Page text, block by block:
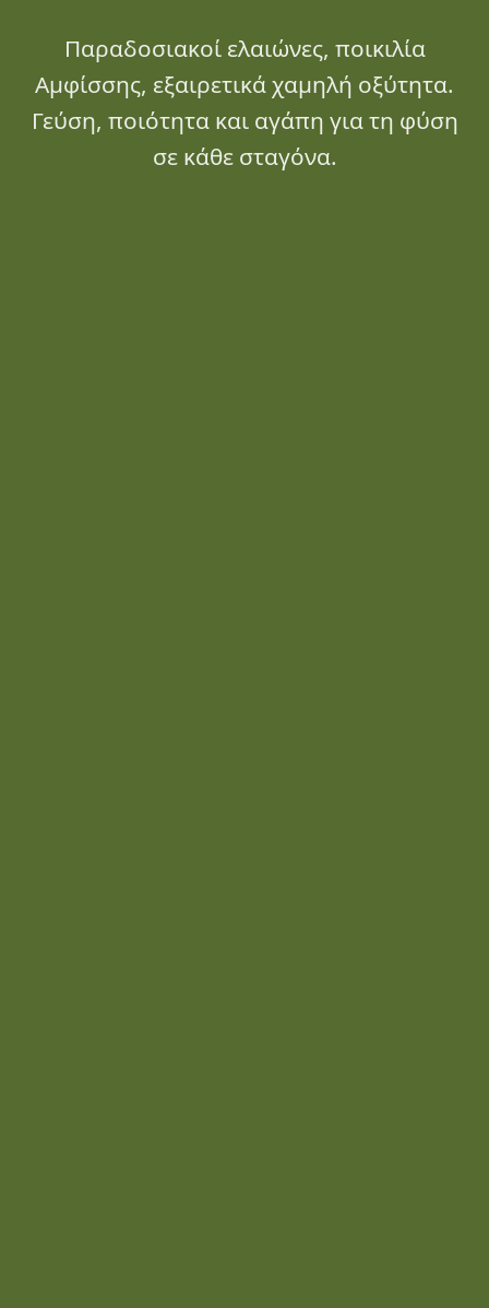
Παραδοσιακοί ελαιώνες, ποικιλία
Αμφίσσης, εξαιρετικά χαμηλή οξύτητα.
Γεύση, ποιότητα και αγάπη για τη φύση
σε κάθε σταγόνα.